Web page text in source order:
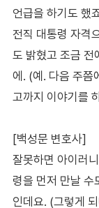
언급을 하기도 했
전직 대통령 자격
도 밝혔고 조금 전
에. (예. 다음 주쯤
고까지 이야기를
[백성문 변호사]
잘못하면 아이러
령을 먼저 만날 수
인데요. (그렇게